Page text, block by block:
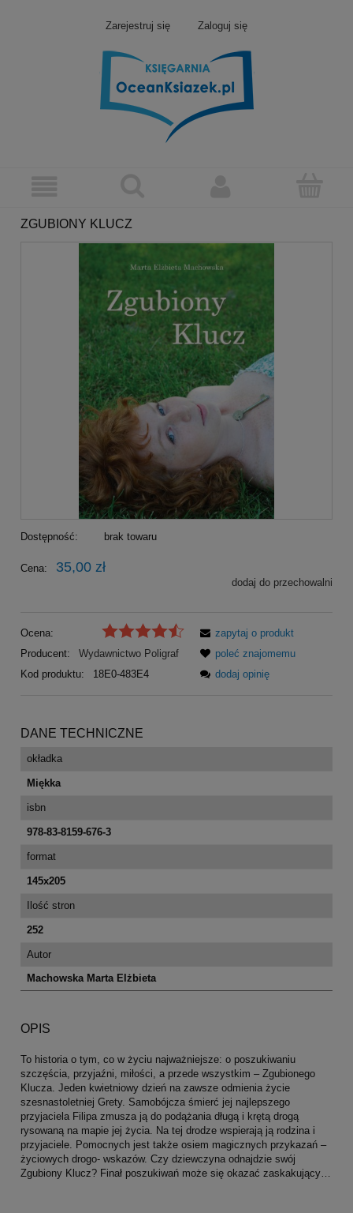
Zarejestruj się Zaloguj się
ZGUBIONY KLUCZ
Dostępność: brak towaru
Cena: 35,00 zł
dodaj do przechowalni
Ocena:
Producent:
Wydawnictwo Poligraf
Kod produktu:
18E0-483E4
zapytaj o produkt
poleć znajomemu
dodaj opinię
DANE TECHNICZNE
okładka
Miękka
isbn
978-83-8159-676-3
format
145x205
Ilość stron
252
Autor
Machowska Marta Elżbieta
OPIS
To historia o tym, co w życiu najważniejsze: o poszukiwaniu
szczęścia, przyjaźni, miłości, a przede wszystkim – Zgubionego
Klucza. Jeden kwietniowy dzień na zawsze odmienia życie
szesnastoletniej Grety. Samobójcza śmierć jej najlepszego
przyjaciela Filipa zmusza ją do podążania długą i krętą drogą
rysowaną na mapie jej życia. Na tej drodze wspierają ją rodzina i
przyjaciele. Pomocnych jest także osiem magicznych przykazań –
życiowych drogo- wskazów. Czy dziewczyna odnajdzie swój
Zgubiony Klucz? Finał poszukiwań może się okazać zaskakujący…